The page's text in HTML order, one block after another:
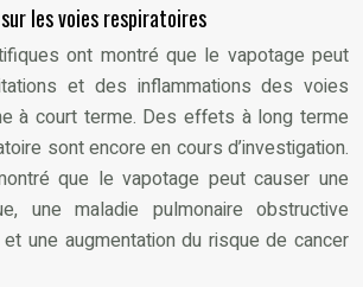
les voies respiratoires
ont montré que le vapotage peut
et des inflammations des voies
à court terme. Des effets à long terme
sont encore en cours d’investigation.
que le vapotage peut causer une
une maladie pulmonaire obstructive
une augmentation du risque de cancer